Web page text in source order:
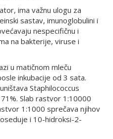
ima važnu ulogu za
sastav, imunoglobulini i
nespecifičnu i
na bakterije, viruse i
u matičnom mleču
inkubacije od 3 sata.
Staphilococcus
Slab rastvor 1:10000
1:1000 sprečava njihov
i 10-hidroksi-2-